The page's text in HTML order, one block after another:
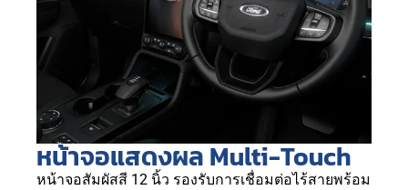
หน้าจอแสดงผล Multi-Touch
หน้าจอสัมผัสสี 12 นิ้ว รองรับการเชื่อมต่อไร้สายพร้อม